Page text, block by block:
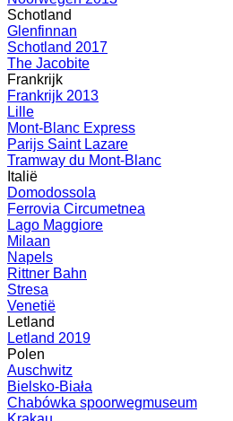
Schotland
Glenfinnan
Schotland 2017
The Jacobite
Frankrijk
Frankrijk 2013
Lille
Mont-Blanc Express
Parijs Saint Lazare
Tramway du Mont-Blanc
Italië
Domodossola
Ferrovia Circumetnea
Lago Maggiore
Milaan
Napels
Rittner Bahn
Stresa
Venetië
Letland
Letland 2019
Polen
Auschwitz
Bielsko-Biała
Chabówka spoorwegmuseum